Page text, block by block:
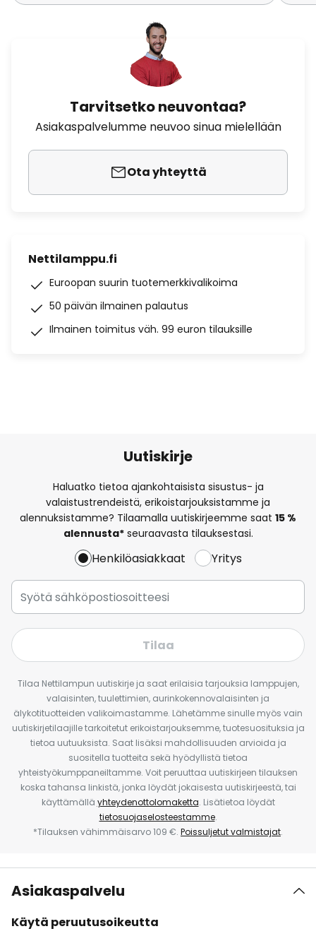
Tarvitsetko neuvontaa?
Asiakaspalvelumme neuvoo sinua mielellään
Ota yhteyttä
Nettilamppu.fi
Euroopan suurin tuotemerkkivalikoima
50 päivän ilmainen palautus
Ilmainen toimitus väh. 99 euron tilauksille
Uutiskirje
Haluatko tietoa ajankohtaisista sisustus- ja
valaistustrendeistä, erikoistarjouksistamme ja
alennuksistamme? Tilaamalla uutiskirjeemme saat 15 %
alennusta*seuraavasta tilauksestasi.
Henkilöasiakkaat Yritys
Tilaa
Tilaa Nettilampun uutiskirje ja saat erilaisia tarjouksia lamppujen,
valaisinten, tuulettimien, aurinkokennovalaisinten ja
älykotituotteiden valikoimastamme. Lähetämme sinulle myös vain
uutiskirjetilaajille tarkoitetut erikoistarjouksemme, tuotesuosituksia ja
tietoa uutuuksista. Saat lisäksi mahdollisuuden arvioida ja
suositella tuotteita sekä hyödyllistä tietoa
yhteistyökumppaneiltamme. Voit peruuttaa uutiskirjeen tilauksen
koska tahansa linkistä, jonka löydät jokaisesta uutiskirjeestä, tai
käyttämällä yhteydenottolomaketta. Lisätietoa löydät
tietosuojaselosteestamme.
*Tilauksen vähimmäisarvo 109 €. Poissuljetut valmistajat.
Asiakaspalvelu
Käytä peruutusoikeutta